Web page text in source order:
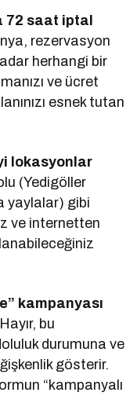
72 saat iptal
rezervasyon
herhangi bir
ve ücret
esnek tutan
lokasyonlar
(Yedigöller
yaylalar) gibi
ve internetten
kampanyası
bu
durumuna ve
gösterir.
“kampanyalı